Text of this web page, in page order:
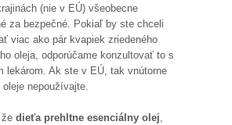
(nie v EÚ) všeobecne
za bezpečné. Pokiaľ by ste chceli
viac ako pár kvapiek zriedeného
oleja, odporúčame konzultovať to s
lekárom. Ak ste v EÚ, tak vnútorne
nepoužívajte.
dieťa prehltne esenciálny olej